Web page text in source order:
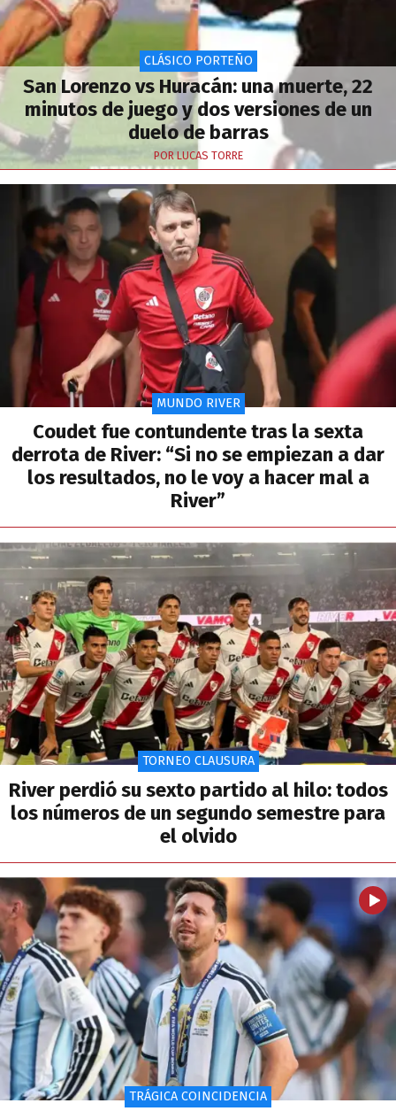
CLÁSICO PORTEÑO
San Lorenzo vs Huracán: una muerte, 22
minutos de juego y dos versiones de un
duelo de barras
POR LUCAS TORRE
MUNDO RIVER
Coudet fue contundente tras la sexta
derrota de River: “Si no se empiezan a dar
los resultados, no le voy a hacer mal a
River”
TORNEO CLAUSURA
River perdió su sexto partido al hilo: todos
los números de un segundo semestre para
el olvido
TRÁGICA COINCIDENCIA